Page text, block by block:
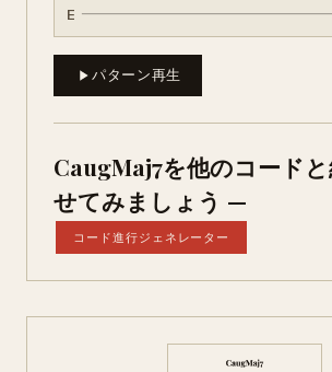
E
パターン再生
CaugMaj7を他のコード
せてみましょう —
コード進行ジェネレーター